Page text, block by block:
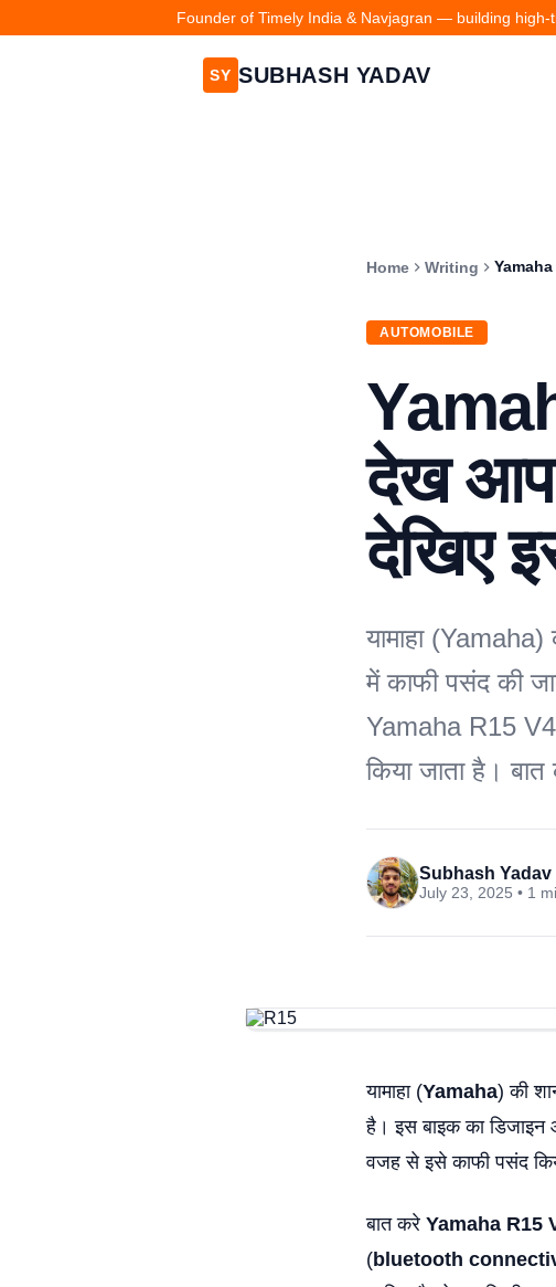
Founder of Timely India & Navjagran — building high-
SY SUBHASH YADAV
Home Writing Yamaha
AUTOMOBILE
देख आप
देखिए
यामाहा
में काफी पसंद की
Yamaha R15
किया जाता है।
Subhash Yadav
July 23, 2025 • 1
यामाहा (Yamaha) की
है। इस बाइक का
वजह से इसे काफी पसंद
बात करे Yamaha R15
(bluetooth